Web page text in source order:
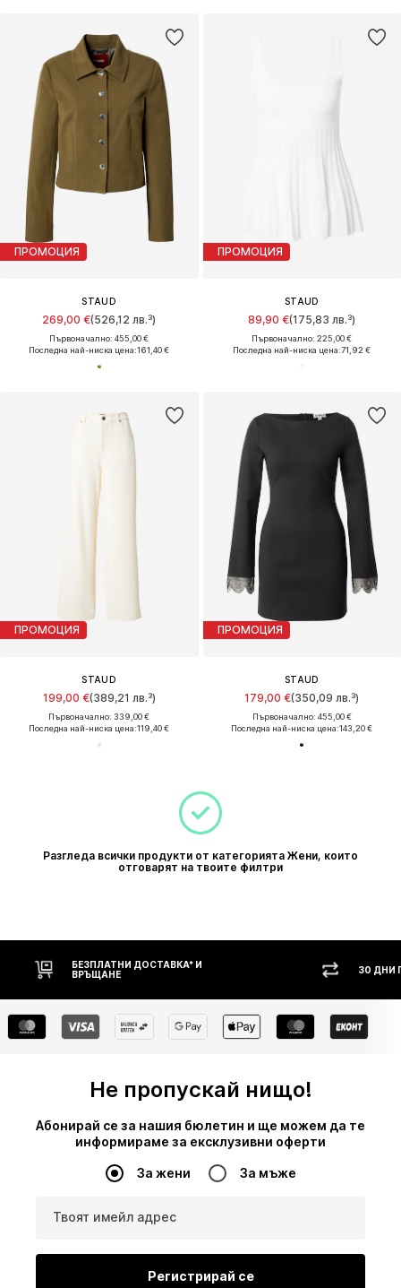
ПРОМОЦИЯ
STAUD
269,00 €(526,12 лв.³)
Първоначално: 455,00 €
Последна най-ниска цена:161,40 €
ПРОМОЦИЯ
STAUD
89,90 €(175,83 лв.³)
Първоначално: 225,00 €
Последна най-ниска цена:71,92 €
ПРОМОЦИЯ
STAUD
199,00 €(389,21 лв.³)
Първоначално: 339,00 €
Последна най-ниска цена:119,40 €
ПРОМОЦИЯ
STAUD
179,00 €(350,09 лв.³)
Първоначално: 455,00 €
Последна най-ниска цена:143,20 €
Разгледа всички продукти от категорията Жени, които
отговарят на твоите филтри
30 ДНИ ПРАВО НА ВРЪЩАНЕ
Не пропускай нищо!
Абонирай се за нашия бюлетин и ще можем да те
информираме за ексклузивни оферти
За жени За мъже
Твоят имейл адрес
Регистрирай се